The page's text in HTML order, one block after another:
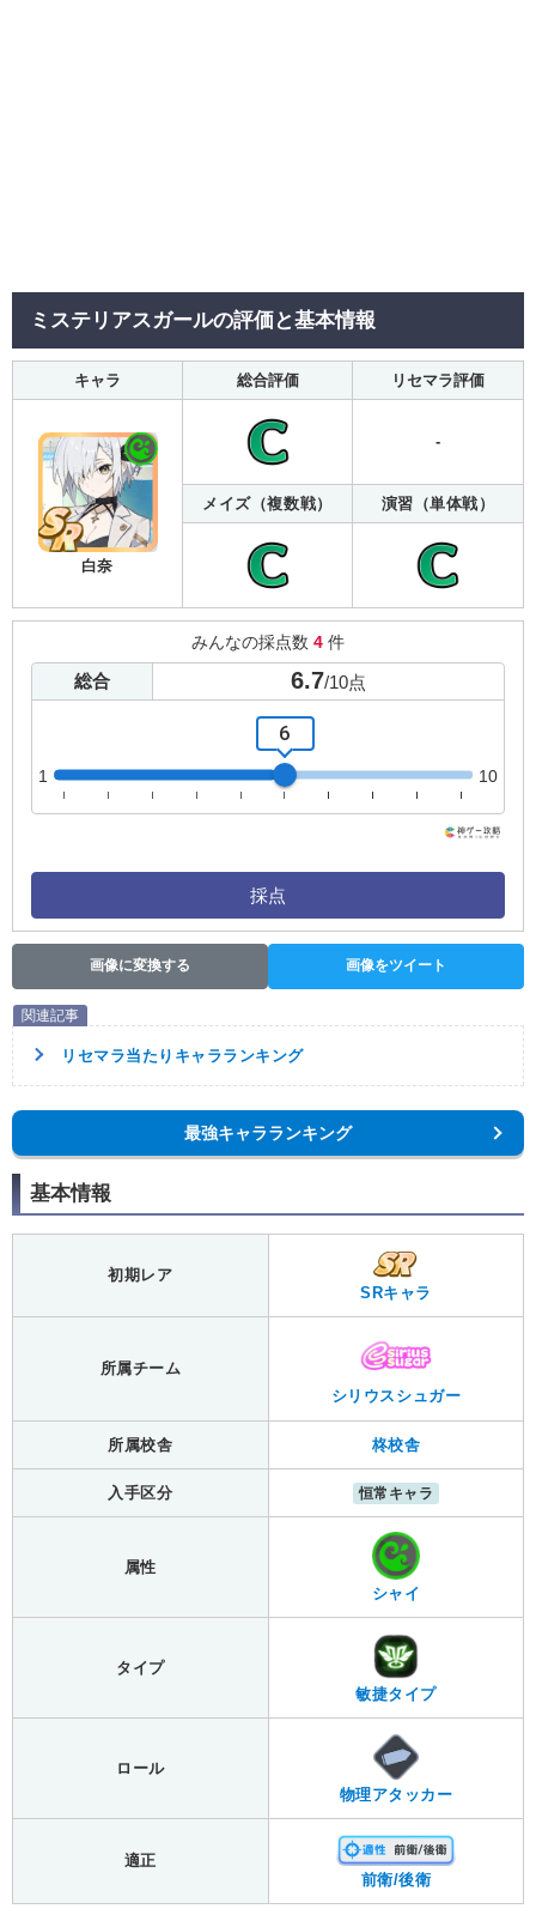
ミステリアスガールの評価と基本情報
キャラ 総合評価 リセマラ評価
白奈
-
メイズ（複数戦） 演習（単体戦）
みんなの採点数 4 件
総合 6.7/10点
1
6
10
採点
画像に変換する 画像をツイート
リセマラ当たりキャラランキング
最強キャラランキング
基本情報
初期レア
SRキャラ
所属チーム
シリウスシュガー
所属校舎 柊校舎
入手区分 恒常キャラ
属性
シャイ
タイプ
敏捷タイプ
ロール
物理アタッカー
適正
前衛/後衛